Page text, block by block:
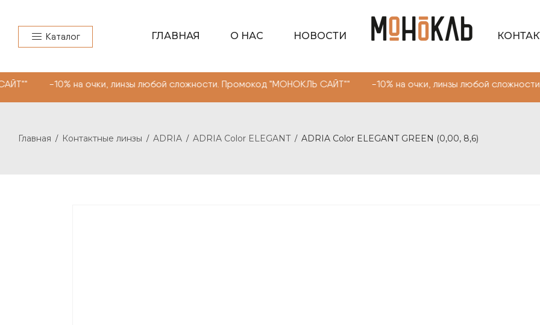
Каталог ГЛАВНАЯ О НАС НОВОСТИ
линзы любой сложности. Промокод "МОНОКЛЬ САЙТ"" -10% на очки, линзы любой сложности.
Главная / Контактные линзы / ADRIA / ADRIA Color ELEGANT / ADRIA Color ELEGANT GREEN (0,00, 8,6)